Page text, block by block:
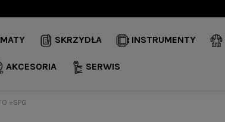
SKRZYDŁA INSTRUMENTY
AKCESORIA SERWIS
+SPG